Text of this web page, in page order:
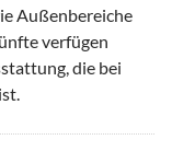
Außenbereiche
verfügen
die bei